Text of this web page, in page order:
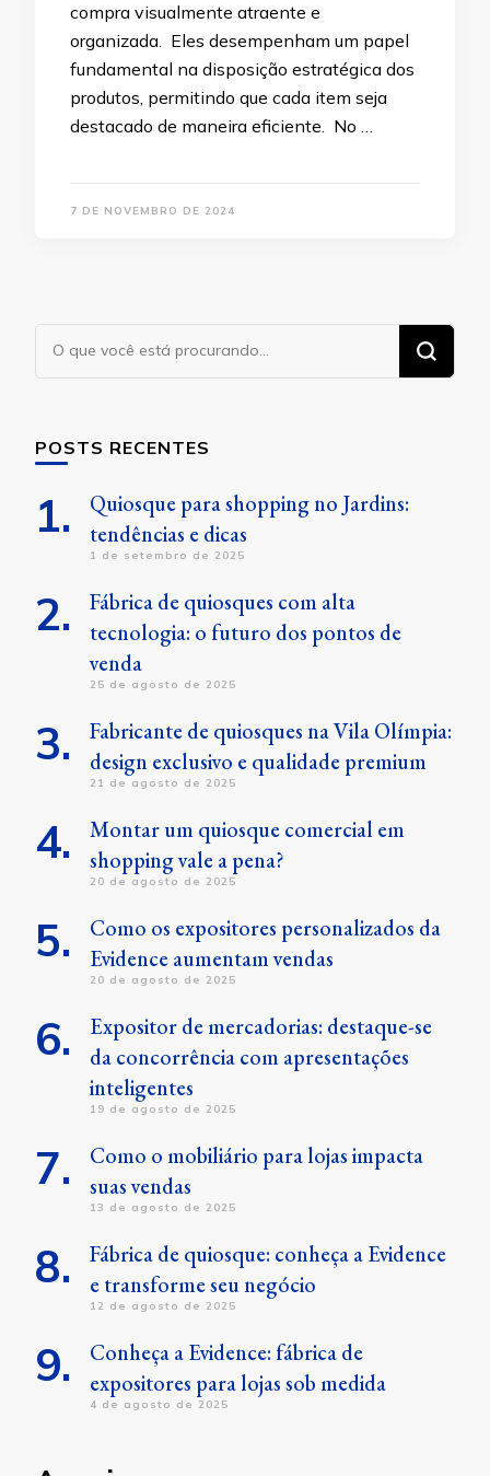
compra visualmente atraente e
organizada. Eles desempenham um papel
fundamental na disposição estratégica dos
produtos, permitindo que cada item seja
destacado de maneira eficiente. No …
7 DE NOVEMBRO DE 2024
Procurando
algo?
POSTS RECENTES
Quiosque para shopping no Jardins:
tendências e dicas
1 de setembro de 2025
Fábrica de quiosques com alta
tecnologia: o futuro dos pontos de
venda
25 de agosto de 2025
Fabricante de quiosques na Vila Olímpia:
design exclusivo e qualidade premium
21 de agosto de 2025
Montar um quiosque comercial em
shopping vale a pena?
20 de agosto de 2025
Como os expositores personalizados da
Evidence aumentam vendas
20 de agosto de 2025
Expositor de mercadorias: destaque-se
da concorrência com apresentações
inteligentes
19 de agosto de 2025
Como o mobiliário para lojas impacta
suas vendas
13 de agosto de 2025
Fábrica de quiosque: conheça a Evidence
e transforme seu negócio
12 de agosto de 2025
Conheça a Evidence: fábrica de
expositores para lojas sob medida
4 de agosto de 2025